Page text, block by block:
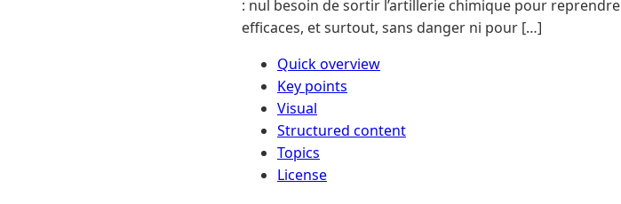
: nul besoin de sortir l’artillerie chimique pour
efficaces, et surtout, sans danger ni pour […]
Quick overview
Key points
Visual
Structured content
Topics
License